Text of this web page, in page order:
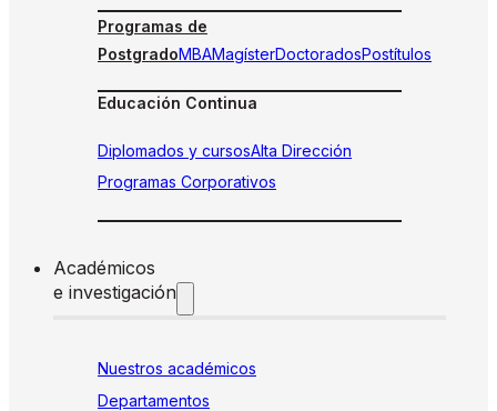
Programas de
PostgradoMBAMagísterDoctoradosPostítulos
Educación Continua
Diplomados y cursosAlta Dirección
Programas Corporativos
Académicos
e investigación
Nuestros académicos
Departamentos